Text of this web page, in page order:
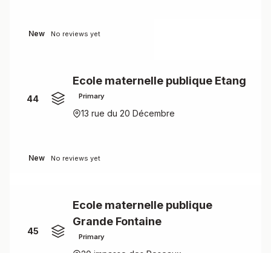
New No reviews yet
44
Ecole maternelle publique Etang
Primary
13 rue du 20 Décembre
New No reviews yet
45
Ecole maternelle publique
Grande Fontaine
Primary